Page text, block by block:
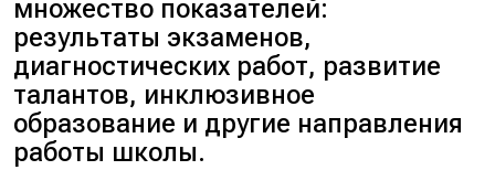
множество показателей:
результаты экзаменов,
диагностических работ, развитие
талантов, инклюзивное
образование и другие направления
работы школы.